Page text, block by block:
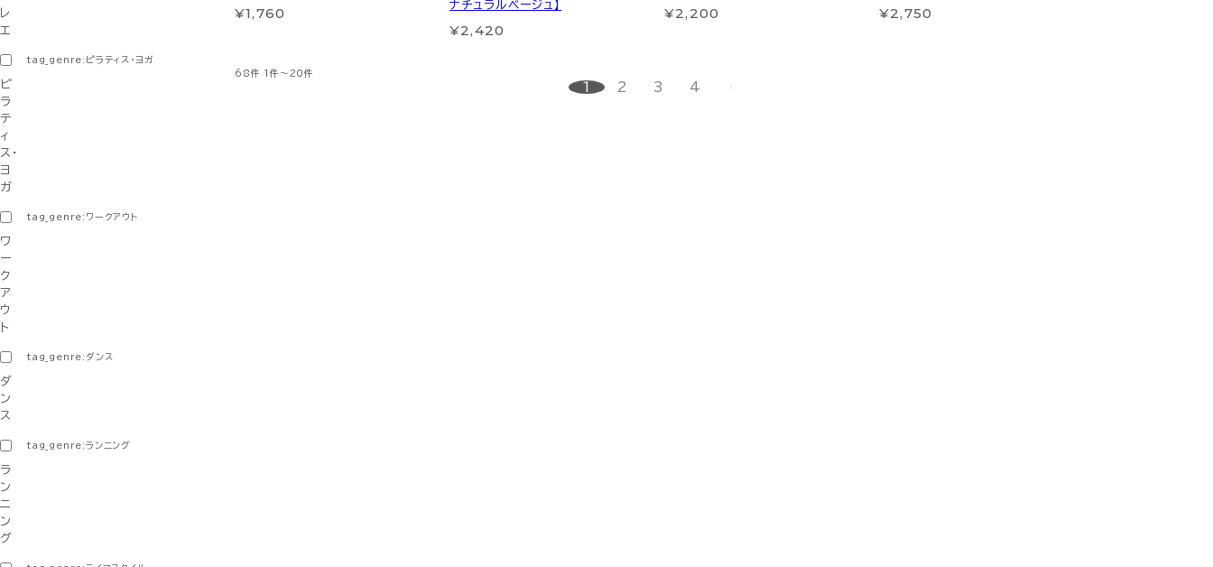
レ
エ
tag_genre:ピラティス・ヨガ
ピ
ラ
テ
ィ
ス・
ヨ
ガ
tag_genre:ワークアウト
ワ
ー
ク
ア
ウ
ト
tag_genre:ダンス
ダ
ン
ス
tag_genre:ランニング
ラ
ン
ニ
ン
グ
¥1,760
ナチュラルベージュ】
¥2,420
¥2,200 ¥2,750
68件 1件～20件
1 2 3 4